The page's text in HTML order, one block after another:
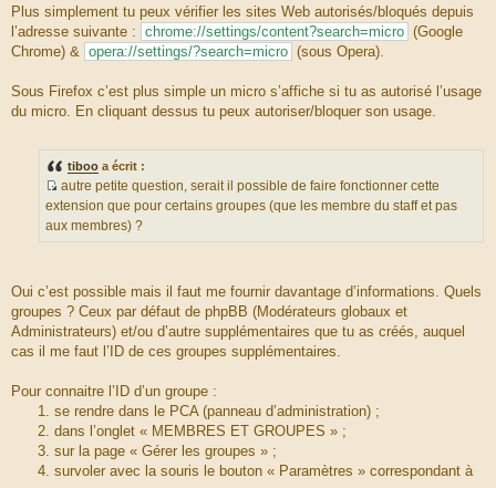
a
g
e
Plus simplement tu peux vérifier les sites Web autorisés/bloqués depuis
l’adresse suivante : chrome://settings/content?search=micro (Google
Chrome) & opera://settings/?search=micro (sous Opera).
Sous Firefox c’est plus simple un micro s’affiche si tu as autorisé l’usage
du micro. En cliquant dessus tu peux autoriser/bloquer son usage.
tiboo a écrit :
S
o
e
d
u
m
s
s
a
g
e
autre petite question, serait il possible de faire fonctionner cette
extension que pour certains groupes (que les membre du staff et pas
aux membres) ?
Oui c’est possible mais il faut me fournir davantage d’informations. Quels
groupes ? Ceux par défaut de phpBB (Modérateurs globaux et
Administrateurs) et/ou d’autre supplémentaires que tu as créés, auquel
cas il me faut l’ID de ces groupes supplémentaires.
Pour connaitre l’ID d’un groupe :
se rendre dans le PCA (panneau d’administration) ;
dans l’onglet « MEMBRES ET GROUPES » ;
sur la page « Gérer les groupes » ;
survoler avec la souris le bouton « Paramètres » correspondant à